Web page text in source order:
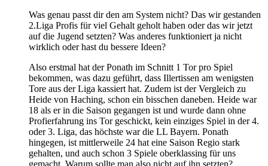
Was genau passt dir den am System nicht? Das wir gestanden
2.Liga Profis für viel Gehalt geholt haben oder das wir jetzt
auf die Jugend setzten? Was anderes funktioniert ja nicht
wirklich oder hast du bessere Ideen?
Also erstmal hat der Ponath im Schnitt 1 Tor pro Spiel
bekommen, was dazu geführt, dass Illertissen am wenigsten
Tore aus der Liga kassiert hat. Zudem ist der Vergleich zu
Heide von Haching, schon ein bisschen daneben. Heide war
18 als er in die Saison gegangen ist und wurde dann ohne
Profierfahrung ins Tor geschickt, kein einziges Spiel in der 4.
oder 3. Liga, das höchste war die LL Bayern. Ponath
hingegen, ist mittlerweile 24 hat eine Saison Regio stark
gehalten, und auch schon 3 Spiele oberklassing für uns
gemacht. Warum sollte man also nicht auf ihn setzten?